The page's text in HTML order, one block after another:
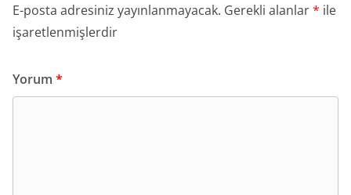
E-posta adresiniz yayınlanmayacak. Gerekli alanlar* ile
işaretlenmişlerdir
Yorum *